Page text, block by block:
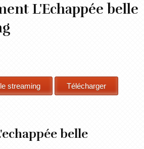
L'Echappée belle
belle